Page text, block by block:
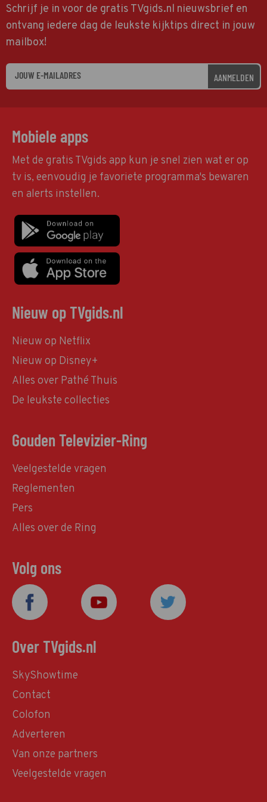
Schrijf je in voor de gratis TVgids.nl nieuwsbrief en
ontvang iedere dag de leukste kijktips direct in jouw
mailbox!
AANMELDEN
Mobiele apps
Met de gratis TVgids app kun je snel zien wat er op
tv is, eenvoudig je favoriete programma's bewaren
en alerts instellen.
Nieuw op TVgids.nl
Nieuw op Netflix
Nieuw op Disney+
Alles over Pathé Thuis
De leukste collecties
Gouden Televizier-Ring
Veelgestelde vragen
Reglementen
Pers
Alles over de Ring
Volg ons
Over TVgids.nl
SkyShowtime
Contact
Colofon
Adverteren
Van onze partners
Veelgestelde vragen